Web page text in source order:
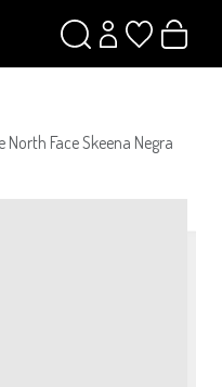
North Face Skeena Negra